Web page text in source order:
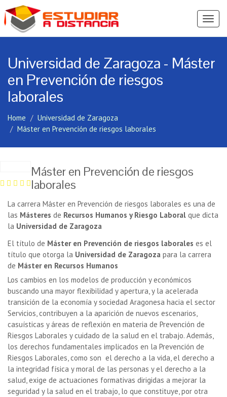
Ver
Universidad de Zaragoza - Máster
en Prevención de riesgos
laborales
Home
Universidad de Zaragoza
Máster en Prevención de riesgos laborales
Máster en Prevención de riesgos
laborales
La carrera Máster en Prevención de riesgos laborales es una de
las Másteres de Recursos Humanos y Riesgo Laboral que dicta
la Universidad de Zaragoza
El título de Máster en Prevención de riesgos laborales es el
título que otorga la Universidad de Zaragoza para la carrera
de Máster en Recursos Humanos
Los cambios en los modelos de producción y económicos
buscando una mayor flexibilidad y apertura, y la acelerada
transición de la economía y sociedad Aragonesa hacia el sector
Servicios, contribuyen a la aparición de nuevos escenarios,
casuísticas y áreas de reflexión en materia de Prevención de
Riesgos Laborales y cuidado de la salud en el trabajo. Además,
los derechos fundamentales implicados en la Prevención de
Riesgos Laborales, como son el derecho a la vida, el derecho a
la integridad física y moral de las personas y el derecho a la
salud, exige de actuaciones formativas dirigidas a mejorar la
seguridad y la salud en el trabajo, lo que constituye, por otra